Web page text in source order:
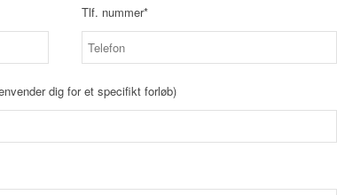
Tlf. nummer*
dig for et specifikt forløb)